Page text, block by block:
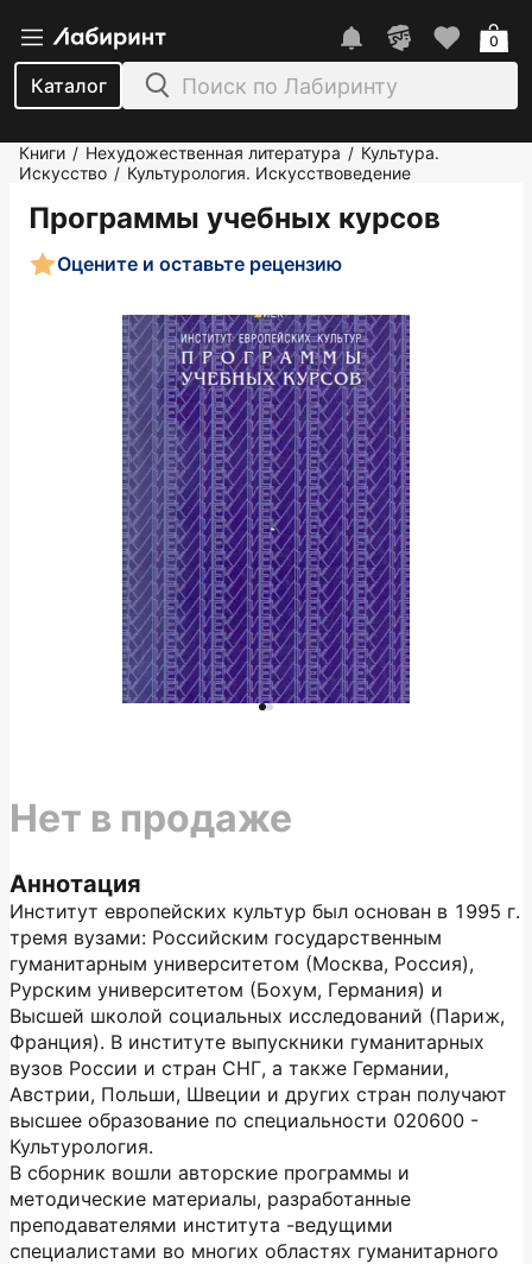
Каталог
0
Книги / Нехудожественная литература / Культура.
Искусство / Культурология. Искусствоведение
Программы учебных курсов
Оцените и оставьте рецензию
Аннотация
Институт европейских культур был основан в 1995 г.
тремя вузами: Российским государственным
гуманитарным университетом (Москва, Россия),
Рурским университетом (Бохум, Германия) и
Высшей школой социальных исследований (Париж,
Франция). В институте выпускники гуманитарных
вузов России и стран СНГ, а также Германии,
Австрии, Польши, Швеции и других стран получают
высшее образование по специальности 020600 -
Культурология.
В сборник вошли авторские программы и
методические материалы, разработанные
преподавателями института -ведущими
специалистами во многих областях гуманитарного
Нет в продаже